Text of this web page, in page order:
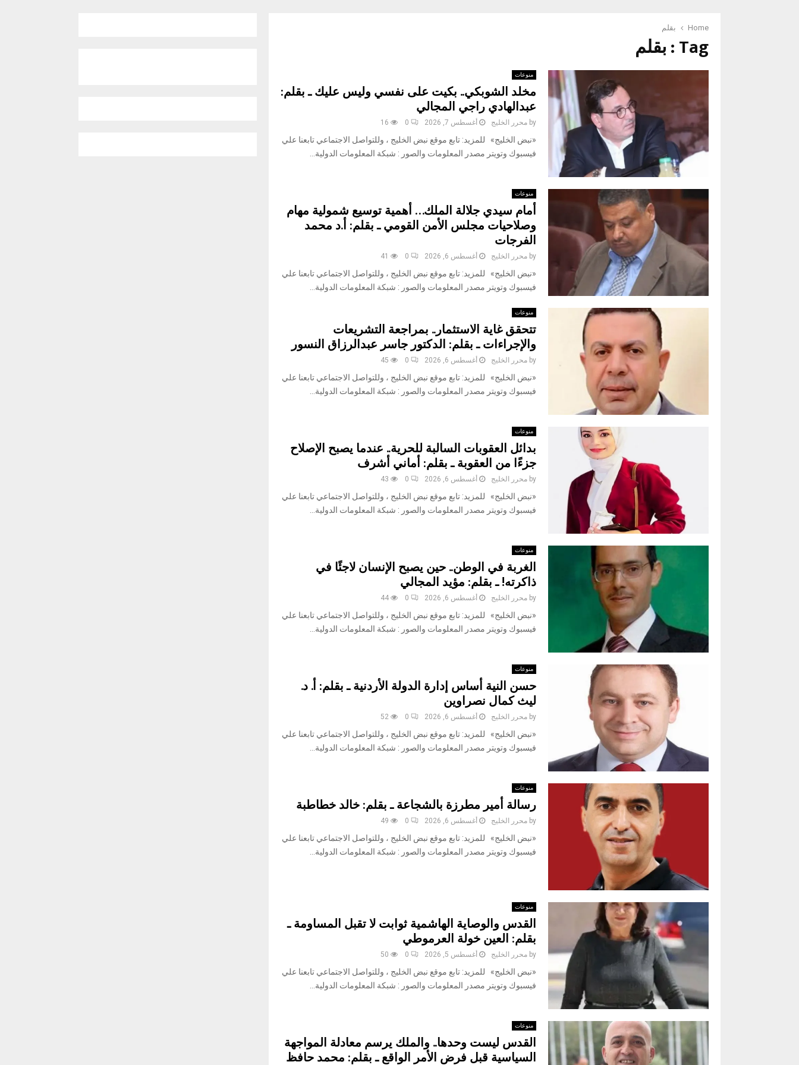
Home بقلم
Tag : بقلم
منوعات
مخلد الشوبكي.. بكيت على نفسي وليس عليك ـ بقلم:
عبدالهادي راجي المجالي
by محرر الخليج أغسطس 7, 2026 0
16
«نبض الخليج» للمزيد: تابع موقع نبض الخليج ، وللتواصل الاجتماعي تابعنا علي
فيسبوك وتويتر مصدر المعلومات والصور : شبكة المعلومات الدولية...
منوعات
أمام سيدي جلالة الملك… أهمية توسيع شمولية مهام
وصلاحيات مجلس الأمن القومي ـ بقلم: أ.د محمد
الفرجات
by محرر الخليج أغسطس 6, 2026 0
41
«نبض الخليج» للمزيد: تابع موقع نبض الخليج ، وللتواصل الاجتماعي تابعنا علي
فيسبوك وتويتر مصدر المعلومات والصور : شبكة المعلومات الدولية...
منوعات
تتحقق غاية الاستثمار.. بمراجعة التشريعات
والإجراءات ـ بقلم: الدكتور جاسر عبدالرزاق النسور
by محرر الخليج أغسطس 6, 2026 0
45
«نبض الخليج» للمزيد: تابع موقع نبض الخليج ، وللتواصل الاجتماعي تابعنا علي
فيسبوك وتويتر مصدر المعلومات والصور : شبكة المعلومات الدولية...
منوعات
بدائل العقوبات السالبة للحرية.. عندما يصبح الإصلاح
جزءًا من العقوبة ـ بقلم: أماني أشرف
by محرر الخليج أغسطس 6, 2026 0
43
«نبض الخليج» للمزيد: تابع موقع نبض الخليج ، وللتواصل الاجتماعي تابعنا علي
فيسبوك وتويتر مصدر المعلومات والصور : شبكة المعلومات الدولية...
منوعات
الغربة في الوطن.. حين يصبح الإنسان لاجئًا في
ذاكرته! ـ بقلم: مؤيد المجالي
by محرر الخليج أغسطس 6, 2026 0
44
«نبض الخليج» للمزيد: تابع موقع نبض الخليج ، وللتواصل الاجتماعي تابعنا علي
فيسبوك وتويتر مصدر المعلومات والصور : شبكة المعلومات الدولية...
منوعات
حسن النية أساس إدارة الدولة الأردنية ـ بقلم: أ. د.
ليث كمال نصراوين
by محرر الخليج أغسطس 6, 2026 0
52
«نبض الخليج» للمزيد: تابع موقع نبض الخليج ، وللتواصل الاجتماعي تابعنا علي
فيسبوك وتويتر مصدر المعلومات والصور : شبكة المعلومات الدولية...
منوعات
رسالة أمير مطرزة بالشجاعة ـ بقلم: خالد خطاطبة
by محرر الخليج أغسطس 6, 2026 0
49
«نبض الخليج» للمزيد: تابع موقع نبض الخليج ، وللتواصل الاجتماعي تابعنا علي
فيسبوك وتويتر مصدر المعلومات والصور : شبكة المعلومات الدولية...
منوعات
القدس والوصاية الهاشمية ثوابت لا تقبل المساومة ـ
بقلم: العين خولة العرموطي
by محرر الخليج أغسطس 5, 2026 0
50
«نبض الخليج» للمزيد: تابع موقع نبض الخليج ، وللتواصل الاجتماعي تابعنا علي
فيسبوك وتويتر مصدر المعلومات والصور : شبكة المعلومات الدولية...
منوعات
القدس ليست وحدها.. والملك يرسم معادلة المواجهة
السياسية قبل فرض الأمر الواقع ـ بقلم: محمد حافظ